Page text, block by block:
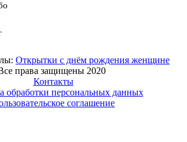
Открытки с днём рождения женщине
права защищены 2020
Контакты
обработки персональных данных
соглашение